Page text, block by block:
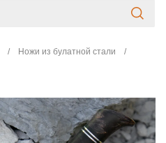
/ Ножи из булатной стали
/